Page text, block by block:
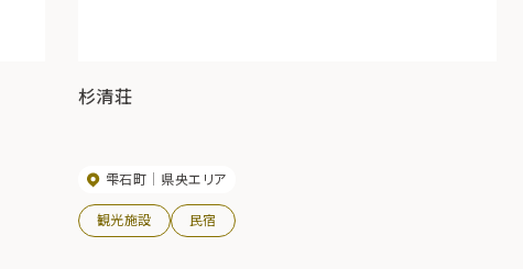
杉清荘
雫石町 県央エリア
観光施設 民宿